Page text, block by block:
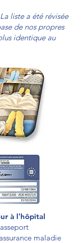
liste a été révisée
de nos propres
identique au
à l'hôpital
maladie